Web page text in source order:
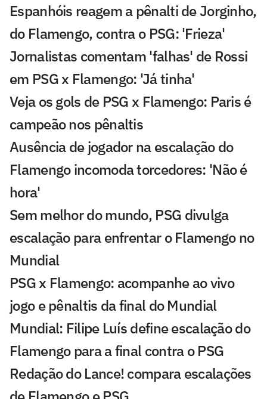
Espanhóis reagem a pênalti de Jorginho,
do Flamengo, contra o PSG: 'Frieza'
Jornalistas comentam 'falhas' de Rossi
em PSG x Flamengo: 'Já tinha'
Veja os gols de PSG x Flamengo: Paris é
campeão nos pênaltis
Ausência de jogador na escalação do
Flamengo incomoda torcedores: 'Não é
hora'
Sem melhor do mundo, PSG divulga
escalação para enfrentar o Flamengo no
Mundial
PSG x Flamengo: acompanhe ao vivo
jogo e pênaltis da final do Mundial
Mundial: Filipe Luís define escalação do
Flamengo para a final contra o PSG
Redação do Lance! compara escalações